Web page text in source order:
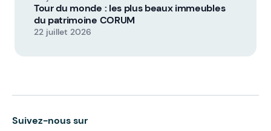
Tour du monde : les plus beaux immeubles
du patrimoine CORUM
22 juillet 2026
Suivez-nous sur